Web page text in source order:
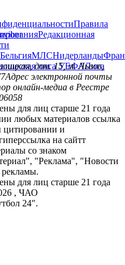
Правила
Редакционная
viber
БельгияМЛСНидерланды
лига УЕФАЛига
дом. 15, м. Львов,
Адрес электронной почты
онлайн-медиа в Реестре
для лиц старше 21 года
любых материалов ссылка
цитировании и
на сайтт
со знаком
"Реклама", "Новости
для лиц старше 21 года
, ЧАО
24".